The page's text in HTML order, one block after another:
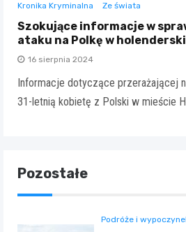
Kronika Kryminalna Ze świata
Szokujące informacje w
ataku na Polkę w
16 sierpnia 2024
Informacje dotyczące przerażającej
31-letnią kobietę z Polski w mieście
Pozostałe
Podróże i